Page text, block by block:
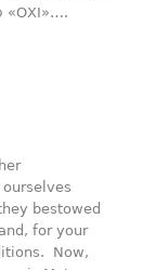
«ΟΧΙ»….
bestowed
for your
Now,